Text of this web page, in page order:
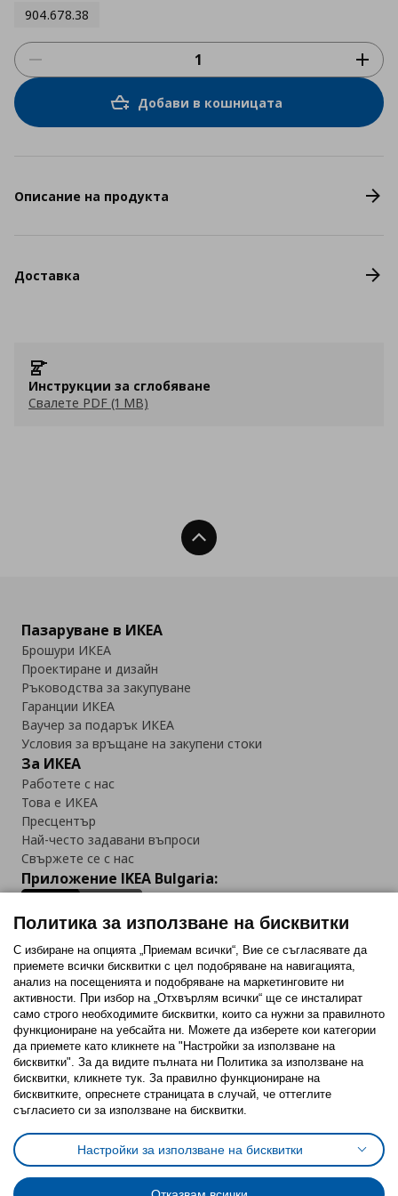
904.678.38
Добави в кошницата
Описание на продукта
Доставка
Инструкции за сглобяване
Свалете PDF (1 MB)
Нагоре
Пазаруване в ИКЕА
Брошури ИКЕА
Проектиране и дизайн
Ръководства за закупуване
Гаранции ИКЕА
Ваучер за подарък ИКЕА
Условия за връщане на закупени стоки
За ИКЕА
Работете с нас
Това е ИКЕА
Пресцентър
Най-често задавани въпроси
Свържете се с нас
Приложение IKEA Bulgaria:
Последвайте ни:
FacebookTwitterYoutubePinterestInstagram
Политика за използване на бисквитки (Cookies)
Избор на настройки за използване на бисквитки
Условия за ползване на ikea.bgОбща политика за личните данни
Политика за защита на личните данни на ikea.bg
Общи условия на програма IKEA Family
Политика за използване на бисквитки
С избиране на опцията „Приемам всички“, Вие се съгласявате да
приемете всички бисквитки с цел подобряване на навигацията,
анализ на посещенията и подобряване на маркетинговите ни
активности. При избор на „Отхвърлям всички“ ще се инсталират
само строго необходимитe бисквитки, които са нужни за правилното
функциониране на уебсайта ни. Можете да изберете кои категории
да приемете като кликнете на "Настройки за използване на
бисквитки". За да видите пълната ни Политика за използване на
бисквитки, кликнете тук. За правилно функциониране на
бисквитките, опреснете страницата в случай, че оттеглите
съгласието си за използване на бисквитки.
Настройки за използване на бисквитки